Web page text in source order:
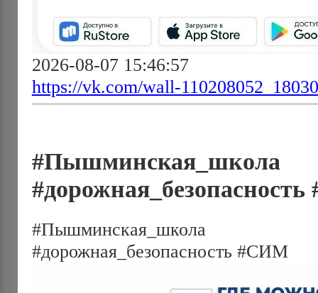
2026-08-07 15:46:57
https://vk.com/wall-110208052_18030
#Пышминская_школа
#Пышминская_школа
#дорожная_безопасность #СИМ